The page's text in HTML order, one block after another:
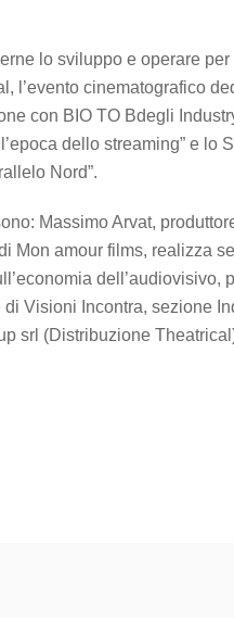
lo sviluppo e operare
l’evento cinematografico
con BIO TO Bdegli
dello streaming” e lo
Nord”.
Massimo Arvat,
Mon amour films, realizza
dell’audiovisivo,
Visioni Incontra, sezione
srl (Distribuzione